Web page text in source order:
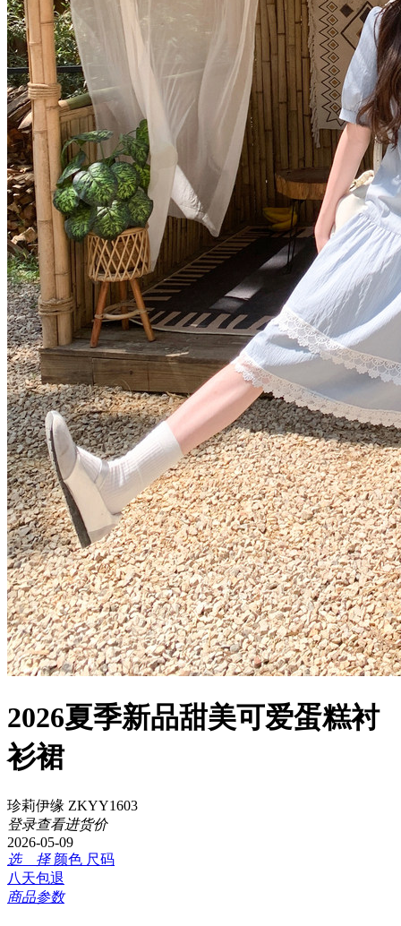
2026夏季新品甜美可爱蛋糕衬
衫裙
珍莉伊缘 ZKYY1603
登录查看进货价
2026-05-09
选 择 颜色 尺码
八天包退
商品参数